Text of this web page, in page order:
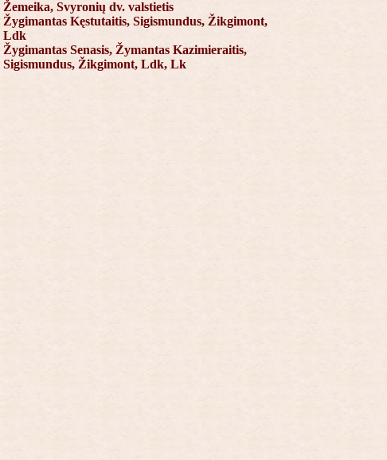
Žemeika, Svyronių dv. valstietis
Žygimantas Kęstutaitis, Sigismundus, Žikgimont,
Ldk
Žygimantas Senasis, Žymantas Kazimieraitis,
Sigismundus, Žikgimont, Ldk, Lk